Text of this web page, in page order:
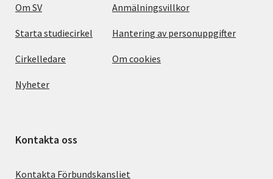
Om SV
Starta studiecirkel
Cirkelledare
Nyheter
Anmälningsvillkor
Hantering av personuppgifter
Om cookies
Kontakta oss
Kontakta Förbundskansliet